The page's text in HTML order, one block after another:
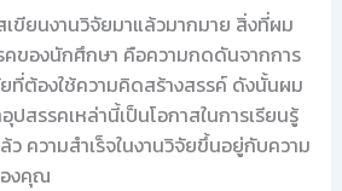
เขียนงานวิจัยมาแล้วมากมาย สิ่งที่ผม
คของนักศึกษา คือความกดดันจากการ
ที่ต้องใช้ความคิดสร้างสรรค์ ดังนั้นผม
สรรคเหล่านี้เป็นโอกาสในการเรียนรู้
ความสำเร็จในงานวิจัยขึ้นอยู่กับความ
องคุณ